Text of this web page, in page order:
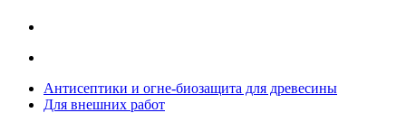
Антисептики и огне-биозащита для древесины
Для внешних работ